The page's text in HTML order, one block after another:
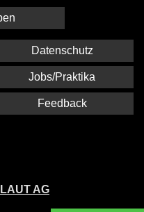
LAUT AG
Datenschutz
Jobs/Praktika
Feedback